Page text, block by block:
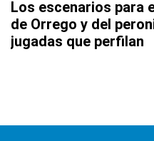
Los escenarios para
de Orrego y del
jugadas que perfilan